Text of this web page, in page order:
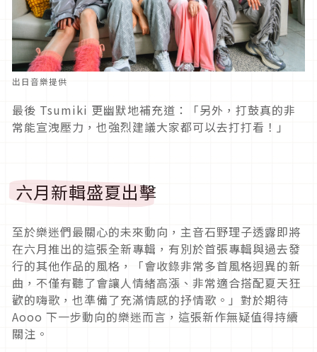
出日音樂提供
最後 Tsumiki 更幽默地補充道：「另外，打鼓真的非
常能宣洩壓力，也強烈建議大家都可以去打打看！」
六月新輯盛夏出擊
至於樂迷們最關心的未來動向，主音石野理子透露即將
在六月推出的這張全新專輯，有別於首張專輯與過去發
行的其他作品的風格，「會收錄非常多首風格迥異的新
曲，不僅有聽了會讓人情緒高漲、非常適合搭配夏天狂
歡的嗨歌，也準備了充滿情感的抒情歌。」對於期待
Aooo 下一步動向的樂迷而言，這張新作無疑值得持續
關注。